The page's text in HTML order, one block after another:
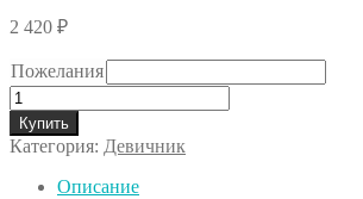
2 420 ₽
Пожелания
Количество
товара
Баблс
с
перьями
Купить
Категория: Девичник
Описание